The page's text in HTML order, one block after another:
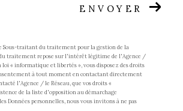
ENVOYER
Sous-traitant du traitement pour la gestion de la
du traitement repose sur l'intérêt légitime de l'Agence /
loi « informatique et libertés », vous disposez des droits
à tout moment en contactant directement
l'Agence / le Réseau, que vos droits «
de la liste d'opposition au démarchage
Données personnelles, nous vous invitons à ne pas